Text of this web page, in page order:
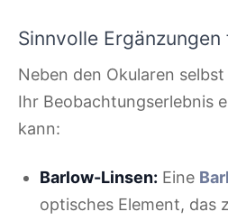
Sinnvolle
Neben den Okularen
Ihr Beobachtungserlebnis
kann:
Barlow-Linsen: Eine
optisches Element, das